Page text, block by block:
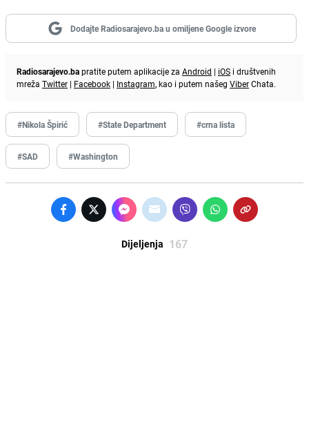
Dodajte Radiosarajevo.ba u omiljene Google izvore
Radiosarajevo.bapratite putem aplikacije za Android | iOS i društvenih
mreža Twitter | Facebook | Instagram, kao i putem našeg ViberChata.
#Nikola Špirić #State Department #crna lista
#SAD #Washington
Dijeljenja 167